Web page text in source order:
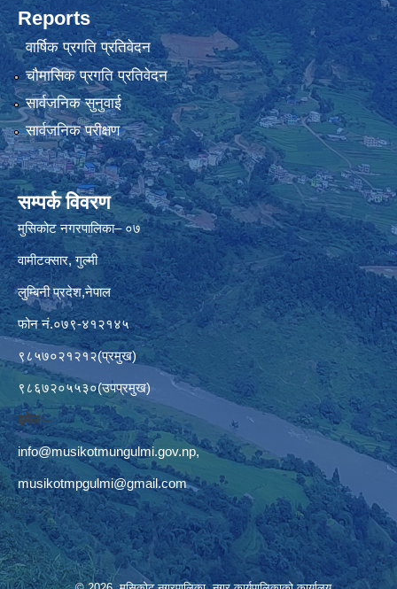
Reports
वार्षिक प्रगति प्रतिवेदन
चौमासिक प्रगति प्रतिवेदन
सार्वजनिक सुनुवाई
सार्वजनिक परीक्षण
सम्पर्क विवरण
मुसिकोट नगरपालिका– ०७
वामीटक्सार, गुल्मी
लुम्बिनी प्रदेश,नेपाल
फोन नं.०७९-४१२१४५
९८५७०२१२१२(प्रमुख)
९८६७२०५५३०(उपप्रमुख)
इमेलः–
info@musikotmungulmi.gov.np,
musikotmpgulmi@gmail.com